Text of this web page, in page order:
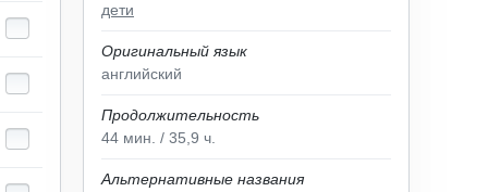
дети
Оригинальный язык
английский
Продолжительность
44 мин. / 35,9 ч.
Альтернативные названия